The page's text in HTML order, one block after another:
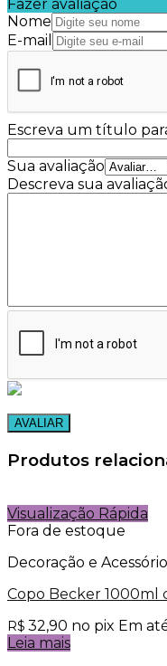
Fazer avaliação
Nome
E-mail
Escreva um título
Sua avaliação
Descreva sua
Produtos
Visualização Rápida
Fora de estoque
Decoração e
Copo Becker 1000ml
R$ 32,90 no pix Em
Leia mais